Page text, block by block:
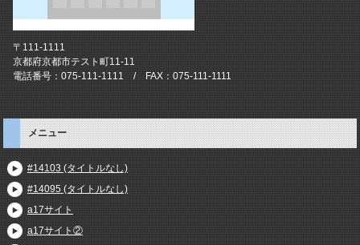
〒111-1111
京都府京都市テスト町11-11
電話番号：075-111-1111 / FAX：075-111-1111
メニュー
#14103 (タイトルなし)
#14095 (タイトルなし)
a17サイト
a17サイト②